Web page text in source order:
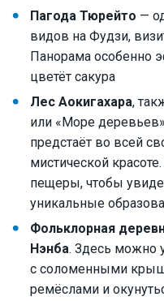
Пагода Тюрейто —
видов на Фудзи,
Панорама особенно
цветёт сакура
Лес Аокигахара,
или «Море
предстаёт во всей
мистической
пещеры, чтобы
уникальные
Фольклорная
Нэнба. Здесь можно
с соломенными
ремёслами и